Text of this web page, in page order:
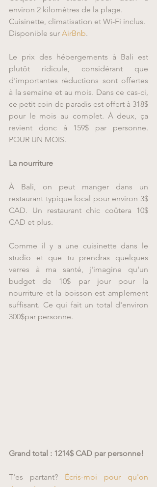
environ 2 kilomètres de la plage.
Cuisinette, climatisation et Wi-Fi inclus.
Disponible sur AirBnb.
Le prix des hébergements à Bali est
plutôt ridicule, considérant que
d'importantes réductions sont offertes
à la semaine et au mois. Dans ce cas-ci,
ce petit coin de paradis est offert à 318$
pour le mois au complet. À deux, ça
revient donc à 159$ par personne.
POUR UN MOIS.
La nourriture
À Bali, on peut manger dans un
restaurant typique local pour environ 3$
CAD. Un restaurant chic coûtera 10$
CAD et plus.
Comme il y a une cuisinette dans le
studio et que tu prendras quelques
verres à ma santé, j'imagine qu'un
budget de 10$ par jour pour la
nourriture et la boisson est amplement
suffisant. Ce qui fait un total d'environ
300$par personne.
Grand total : 1214$ CAD par personne!
T'es partant? Écris-moi pour qu'on